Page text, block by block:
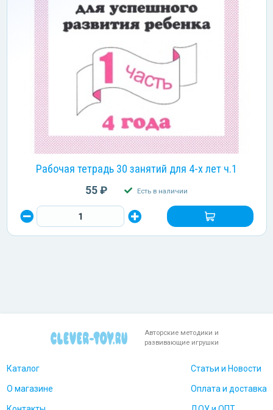
Рабочая тетрадь 30 занятий для 4-х лет ч.1
55 ₽ Есть в наличии
Авторские методики и
развивающие игрушки
Каталог
О магазине
Статьи и Новости
Оплата и доставка